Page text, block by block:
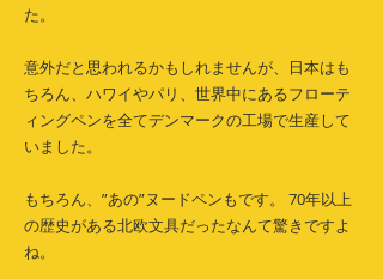
た。
意外だと思われるかもしれませんが、日本はも
ちろん、ハワイやパリ、世界中にあるフローテ
ィングペンを全てデンマークの工場で生産して
いました。
もちろん、”あの”ヌードペンもです。 70年以上
の歴史がある北欧文具だったなんて驚きですよ
ね。